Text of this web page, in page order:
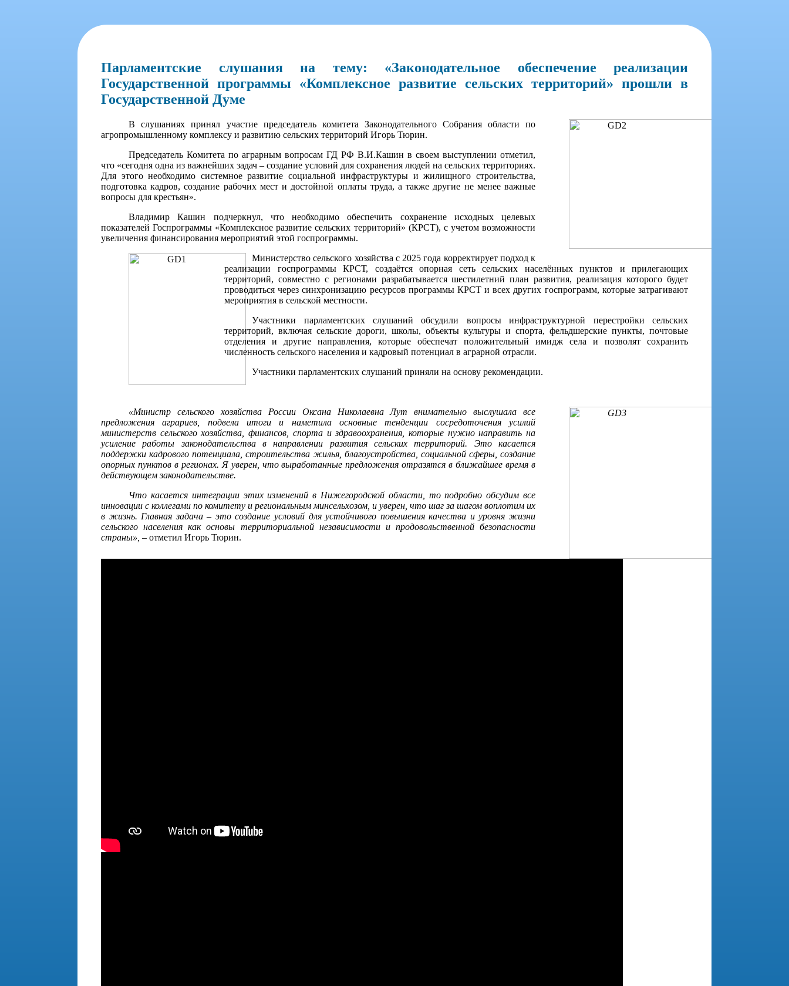
Парламентские слушания на тему: «Законодательное обеспечение реализации
Государственной программы «Комплексное развитие сельских территорий» прошли в
Государственной Думе
В слушаниях принял участие председатель комитета Законодательного Собрания области по
агропромышленному комплексу и развитию сельских территорий Игорь Тюрин.
Председатель Комитета по аграрным вопросам ГД РФ В.И.Кашин в своем выступлении отметил,
что «сегодня одна из важнейших задач – создание условий для сохранения людей на сельских территориях.
Для этого необходимо системное развитие социальной инфраструктуры и жилищного строительства,
подготовка кадров, создание рабочих мест и достойной оплаты труда, а также другие не менее важные
вопросы для крестьян».
Владимир Кашин подчеркнул, что необходимо обеспечить сохранение исходных целевых
показателей Госпрограммы «Комплексное развитие сельских территорий» (КРСТ), с учетом возможности
увеличения финансирования мероприятий этой госпрограммы.
Министерство сельского хозяйства с 2025 года корректирует подход к
реализации госпрограммы КРСТ, создаётся опорная сеть сельских населённых пунктов и прилегающих
территорий, совместно с регионами разрабатывается шестилетний план развития, реализация которого будет
проводиться через синхронизацию ресурсов программы КРСТ и всех других госпрограмм, которые затрагивают
мероприятия в сельской местности.
Участники парламентских слушаний обсудили вопросы инфраструктурной перестройки сельских
территорий, включая сельские дороги, школы, объекты культуры и спорта, фельдшерские пункты, почтовые
отделения и другие направления, которые обеспечат положительный имидж села и позволят сохранить
численность сельского населения и кадровый потенциал в аграрной отрасли.
Участники парламентских слушаний приняли на основу рекомендации.
«Министр сельского хозяйства России Оксана Николаевна Лут внимательно выслушала все
предложения аграриев, подвела итоги и наметила основные тенденции сосредоточения усилий
министерств сельского хозяйства, финансов, спорта и здравоохранения, которые нужно направить на
усиление работы законодательства в направлении развития сельских территорий. Это касается
поддержки кадрового потенциала, строительства жилья, благоустройства, социальной сферы, создание
опорных пунктов в регионах. Я уверен, что выработанные предложения отразятся в ближайшее время в
действующем законодательстве.
Что касается интеграции этих изменений в Нижегородской области, то подробно обсудим все
инновации с коллегами по комитету и региональным минсельхозом, и уверен, что шаг за шагом воплотим их
в жизнь. Главная задача – это создание условий для устойчивого повышения качества и уровня жизни
сельского населения как основы территориальной независимости и продовольственной безопасности
страны», – отметил Игорь Тюрин.